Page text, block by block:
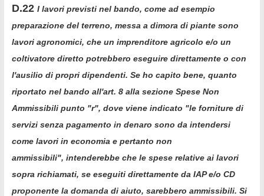
D.22 I lavori previsti nel bando, come ad esempio
preparazione del terreno, messa a dimora di piante sono
lavori agronomici, che un imprenditore agricolo e/o un
coltivatore diretto potrebbero eseguire direttamente o con
l'ausilio di propri dipendenti. Se ho capito bene, quanto
riportato nel bando all'art. 8 alla sezione Spese Non
Ammissibili punto "r", dove viene indicato "le forniture di
servizi senza pagamento in denaro sono da intendersi
come lavori in economia e pertanto non
ammissibili", intenderebbe che le spese relative ai lavori
sopra richiamati, se eseguiti direttamente da IAP e/o CD
proponente la domanda di aiuto, sarebbero ammissibili. Si